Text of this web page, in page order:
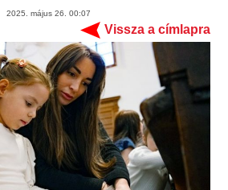
2025. május 26. 00:07
Vissza a címlapra